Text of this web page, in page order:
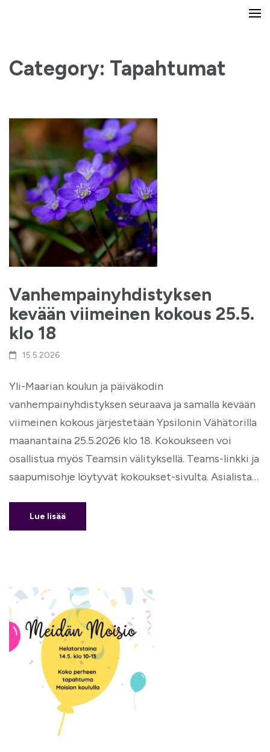
Category: Tapahtumat
Vanhempainyhdistyksen
kevään viimeinen kokous 25.5.
klo 18
15.5.2026
Yli-Maarian koulun ja päiväkodin
vanhempainyhdistyksen seuraava ja samalla kevään
viimeinen kokous järjestetään Ypsilonin Vähätorilla
maanantaina 25.5.2026 klo 18. Kokoukseen voi
osallistua myös Teamsin välityksellä. Teams-linkki ja
saapumisohje löytyvät kokoukset-sivulta. Asialista…
Lue lisää